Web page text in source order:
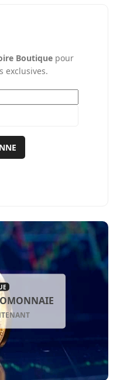
Boutiquepour
exclusives.